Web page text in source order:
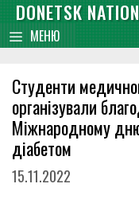
content
Skip
to
content
DONETSK
МЕНЮ
Cтуденти
організували
Міжнародному
діабетом
15.11.2022